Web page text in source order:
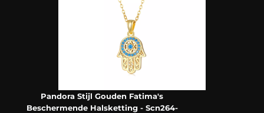
Pandora Stijl Gouden Fatima's
Beschermende Halsketting - Scn264-